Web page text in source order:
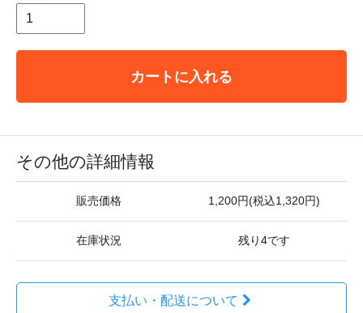
カートに入れる
その他の詳細情報
販売価格 1,200円(税込1,320円)
在庫状況 残り4です
支払い・配送について